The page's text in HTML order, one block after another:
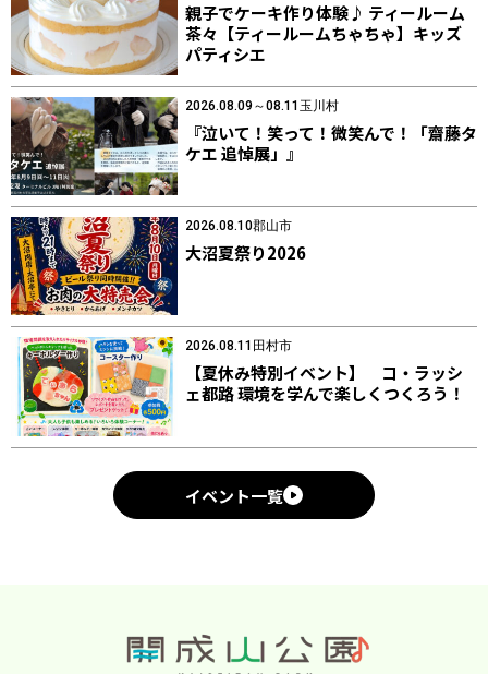
親子でケーキ作り体験♪ ティールーム
茶々【ティールームちゃちゃ】キッズ
パティシエ
2026.08.09～08.11 玉川村
『泣いて！笑って！微笑んで！「齋藤タ
ケエ 追悼展」』
2026.08.10郡山市
大沼夏祭り2026
2026.08.11 田村市
【夏休み特別イベント】 コ・ラッシ
ェ都路 環境を学んで楽しくつくろう！
イベント一覧